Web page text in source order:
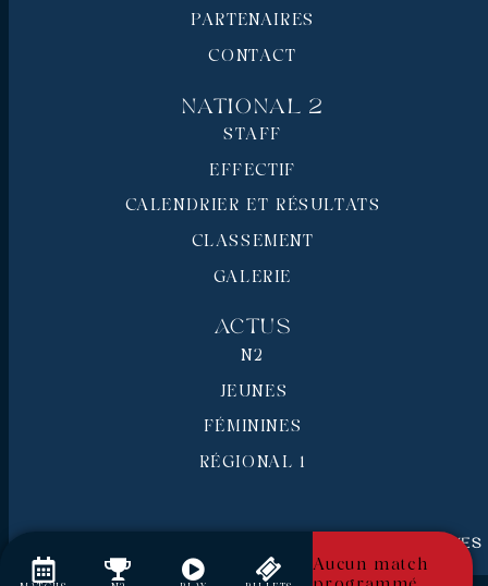
Aucun match
PARTENAIRES
CONTACT
National 2
STAFF
EFFECTIF
CALENDRIER ET RÉSULTATS
CLASSEMENT
GALERIE
Actus
N2
JEUNES
FÉMININES
RÉGIONAL 1
RC Pays de Grasse © 2026 - Tous droits réservés
Mentions légales